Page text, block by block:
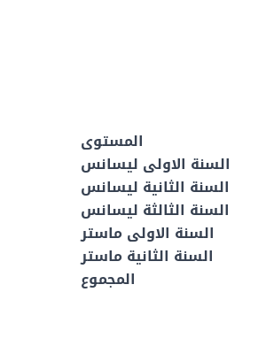
المستوى
السنة الاولى ليسانس
السنة الثانية ليسانس
السنة الثالثة ليسانس
السنة الاولى ماستر
السنة الثانية ماستر
المجموع